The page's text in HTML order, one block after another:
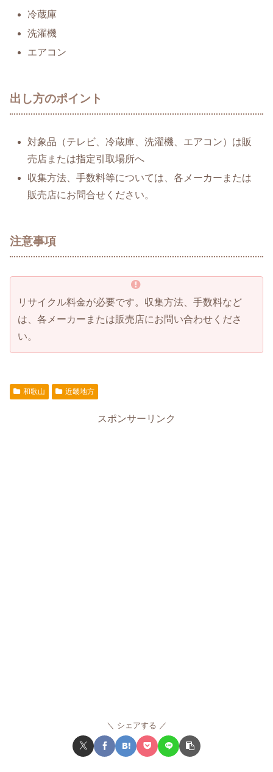
冷蔵庫
洗濯機
エアコン
出し方のポイント
対象品（テレビ、冷蔵庫、洗濯機、エアコン）は販
売店または指定引取場所へ
収集方法、手数料等については、各メーカーまたは
販売店にお問合せください。
注意事項
リサイクル料金が必要です。収集方法、手数料など
は、各メーカーまたは販売店にお問い合わせくださ
い。
和歌山 近畿地方
スポンサーリンク
シェアする